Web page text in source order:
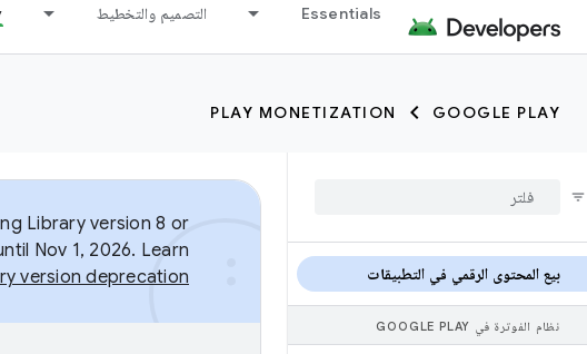
Essentials التصميم والتخطيط
GOOGLE PLAY
PLAY MONETIZATION
بيع المحتوى الرقمي في التطبيقات
نظام الفوترة في GOOGLE PLAY
Library version 8 or
Nov 1, 2026. Learn
version deprecation